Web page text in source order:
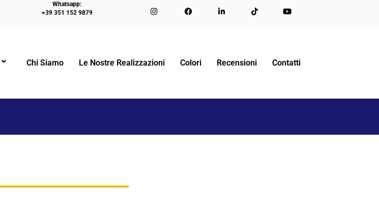
Whatsapp:
+39 351 152 9879
Chi Siamo Le Nostre Realizzazioni Colori Recensioni Contatti